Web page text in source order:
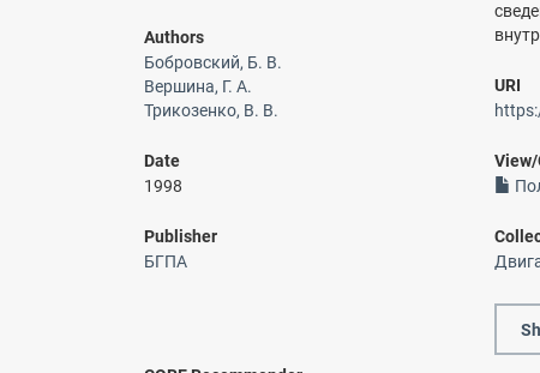
Authors
Бобровский, Б. В.
Вершина, Г. А.
Трикозенко, В. В.
Date
1998
Publisher
БГПА
URI
View/